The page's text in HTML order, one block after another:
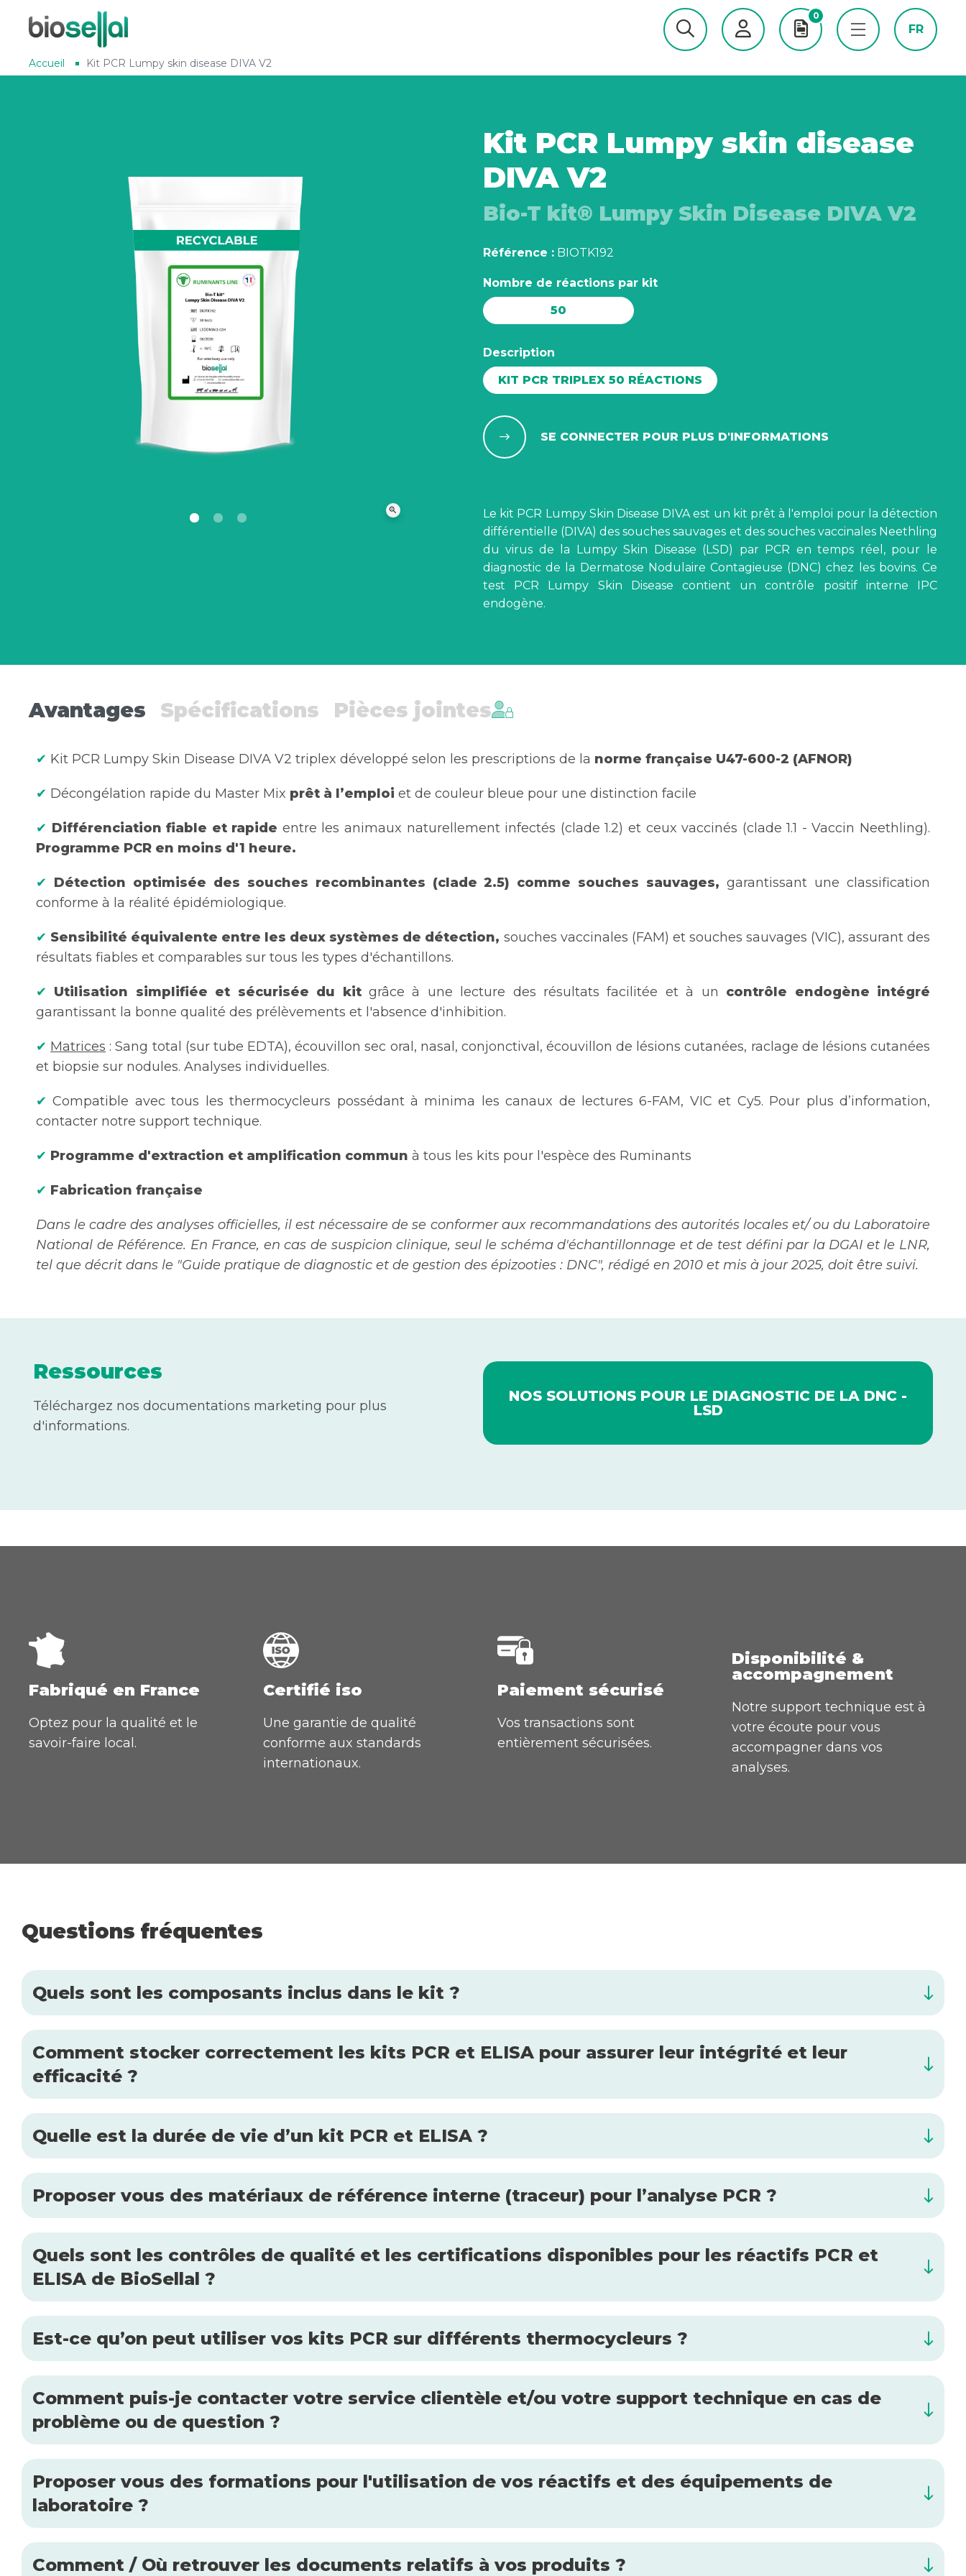
0
FR
Accueil Kit PCR Lumpy skin disease DIVA V2
zoom_in
Kit PCR Lumpy skin disease
DIVA V2
Bio-T kit® Lumpy Skin Disease DIVA V2
Référence : BIOTK192
Nombre de réactions par kit
50
Description
KIT PCR TRIPLEX 50 RÉACTIONS
SE CONNECTER POUR PLUS D'INFORMATIONS
Le kit PCR Lumpy Skin Disease DIVA est un kit prêt à l'emploi pour la détection
différentielle (DIVA) des souches sauvages et des souches vaccinales Neethling
du virus de la Lumpy Skin Disease (LSD) par PCR en temps réel, pour le
diagnostic de la Dermatose Nodulaire Contagieuse (DNC) chez les bovins. Ce
test PCR Lumpy Skin Disease contient un contrôle positif interne IPC
endogène.
Avantages Spécifications Pièces jointes
✔ Kit PCR Lumpy Skin Disease DIVA V2 triplex développé selon les prescriptions de la norme française U47-600-2 (AFNOR)
✔ Décongélation rapide du Master Mix prêt à l’emploi et de couleur bleue pour une distinction facile
✔ Différenciation fiable et rapide entre les animaux naturellement infectés (clade 1.2) et ceux vaccinés (clade 1.1 - Vaccin Neethling).
Programme PCR en moins d'1 heure.
✔ Détection optimisée des souches recombinantes (clade 2.5) comme souches sauvages, garantissant une classification
conforme à la réalité épidémiologique.
✔ Sensibilité équivalente entre les deux systèmes de détection, souches vaccinales (FAM) et souches sauvages (VIC), assurant des
résultats fiables et comparables sur tous les types d'échantillons.
✔ Utilisation simplifiée et sécurisée du kitgrâce à une lecture des résultats facilitée et à un contrôle endogène intégré
garantissant la bonne qualité des prélèvements et l'absence d'inhibition.
✔ Matrices : Sang total (sur tube EDTA), écouvillon sec oral, nasal, conjonctival, écouvillon de lésions cutanées, raclage de lésions cutanées
et biopsie sur nodules. Analyses individuelles.
✔ Compatible avec tous les thermocycleurs possédant à minima les canaux de lectures 6-FAM, VIC et Cy5. Pour plus d’information,
contacter notre support technique.
✔ Programme d'extraction et amplification commun à tous les kits pour l'espèce des Ruminants
✔ Fabrication française
Dans le cadre des analyses officielles, il est nécessaire de se conformer aux recommandations des autorités locales et/ ou du Laboratoire
National de Référence. En France, en cas de suspicion clinique, seul le schéma d'échantillonnage et de test défini par la DGAI et le LNR,
tel que décrit dans le "Guide pratique de diagnostic et de gestion des épizooties : DNC", rédigé en 2010 et mis à jour 2025, doit être suivi.
Ressources
Téléchargez nos documentations marketing pour plus
d'informations.
NOS SOLUTIONS POUR LE DIAGNOSTIC DE LA DNC -
LSD
Fabriqué en France
Optez pour la qualité et le
savoir-faire local.
Certifié iso
Une garantie de qualité
conforme aux standards
internationaux.
Paiement sécurisé
Vos transactions sont
entièrement sécurisées.
Disponibilité &
accompagnement
Notre support technique est à
votre écoute pour vous
accompagner dans vos
analyses.
Questions fréquentes
Quels sont les composants inclus dans le kit ?
Comment stocker correctement les kits PCR et ELISA pour assurer leur intégrité et leur
efficacité ?
Quelle est la durée de vie d’un kit PCR et ELISA ?
Proposer vous des matériaux de référence interne (traceur) pour l’analyse PCR ?
Quels sont les contrôles de qualité et les certifications disponibles pour les réactifs PCR et
ELISA de BioSellal ?
Est-ce qu’on peut utiliser vos kits PCR sur différents thermocycleurs ?
Comment puis-je contacter votre service clientèle et/ou votre support technique en cas de
problème ou de question ?
Proposer vous des formations pour l'utilisation de vos réactifs et des équipements de
laboratoire ?
Comment / Où retrouver les documents relatifs à vos produits ?